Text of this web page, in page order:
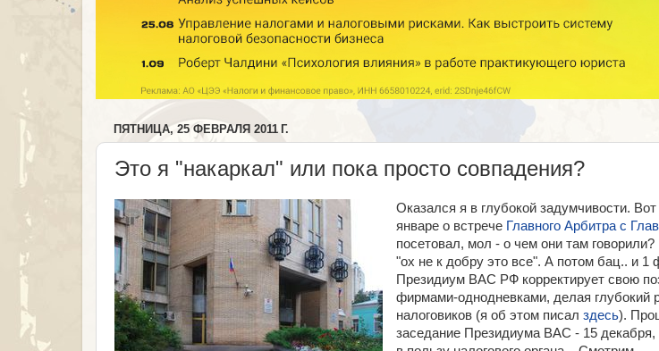
ПЯТНИЦА, 25 ФЕВРАЛЯ 2011 Г.
Это я "накаркал" или пока просто совпадения?
Оказался я в глубокой задумчивости.
январе о встрече Главного Арбитра с
посетовал, мол - о чем они там
"ох не к добру это все". А потом бац.. и 1
Президиум ВАС РФ корректирует свою
фирмами-однодневками, делая глубокий
налоговиков (я об этом писал здесь).
заседание Президиума ВАС - 15 декабря,